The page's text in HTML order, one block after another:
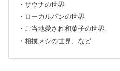
・サウナの世界
・ローカルパンの世界
・ご当地愛され和菓子の世界
・相撲メシの世界、など